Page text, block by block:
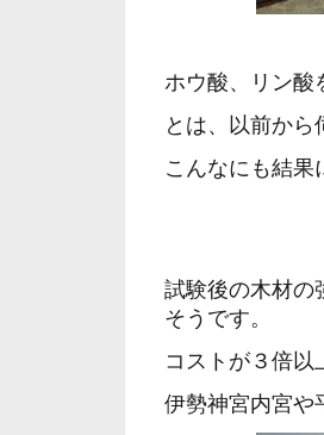
ホウ酸、リン酸
とは、以前から
こんなにも結果
試験後の木材の
そうです。
コストが３倍以
伊勢神宮内宮や